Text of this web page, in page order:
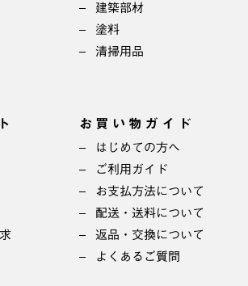
建築部材
塗料
清掃用品
お買い物ガイド
はじめての方へ
ご利用ガイド
お支払方法について
配送・送料について
返品・交換について
よくあるご質問